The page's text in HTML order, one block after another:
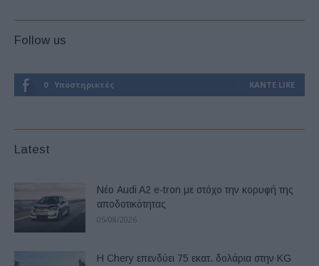
Follow us
0 Υποστηρικτές ΚΆΝΤΕ LIKE
Latest
Νέο Audi A2 e-tron με στόχο την κορυφή της
αποδοτικότητας
05/08/2026
Η Chery επενδύει 75 εκατ. δολάρια στην KG